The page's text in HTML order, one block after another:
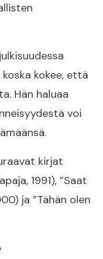
kokee, että
Hän haluaa
voi
kirjat
1991), ”Saat
ja ”Tähän olen